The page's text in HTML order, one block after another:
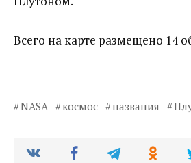
Всего на карте размещено 14
NASA космос названия